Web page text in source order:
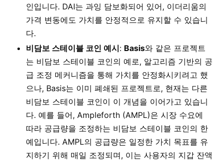
인입니다. DAI는 과잉 담보화되어 있어, 이더리움의
가격 변동에도 가치를 안정적으로 유지할 수 있습니
다.
비담보 스테이블 코인 예시: Basis와 같은 프로젝트
는 비담보 스테이블 코인의 예로, 알고리즘 기반의 공
급 조정 메커니즘을 통해 가치를 안정화시키려고 했
으나, Basis는 이미 폐쇄된 프로젝트로, 현재는 다른
비담보 스테이블 코인이 이 개념을 이어가고 있습니
다. 예를 들어, Ampleforth (AMPL)은 시장 수요에
따라 공급량을 조정하는 비담보 스테이블 코인의 한
예입니다. AMPL의 공급량은 일정한 가치 목표를 유
지하기 위해 매일 조정되며, 이는 사용자의 지갑 잔액